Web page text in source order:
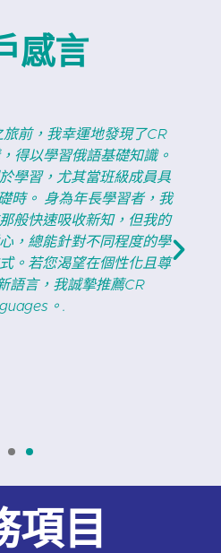
感言
CR Languages是學習新語言者
我們17歲的兒子在那裡學習俄語
神速。 俄語固然是門艱深的語言
的團隊讓學習過程充滿
僅期待上課，連作業也樂在其中
才華洋溢的導師，更真誠關懷每
洋溢著濃厚的社群氛圍，使學習
貴。不妨嘗試看看，您絕對不會
項目